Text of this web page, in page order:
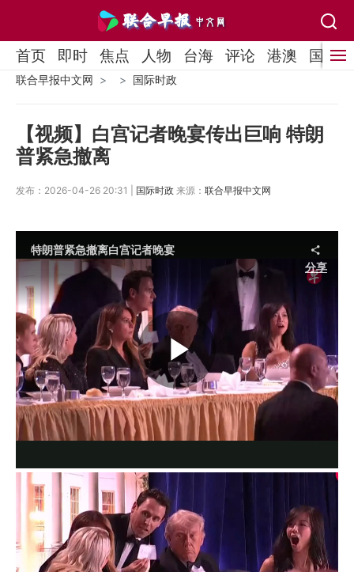
首页 即时 焦点 人物 台海 评论 港澳 国际
联合早报中文网 国际时政
【视频】白宫记者晚宴传出巨响 特朗
普紧急撤离
发布：2026-04-26 20:31 | 国际时政 来源： 联合早报中文网